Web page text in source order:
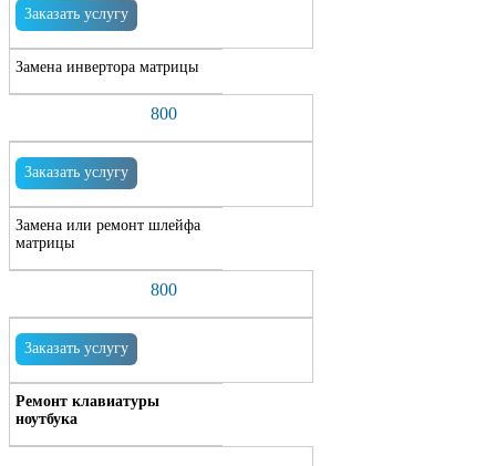
Заказать услугу
Замена инвертора матрицы
800
Заказать услугу
Замена или ремонт шлейфа
матрицы
800
Заказать услугу
Ремонт клавиатуры
ноутбука